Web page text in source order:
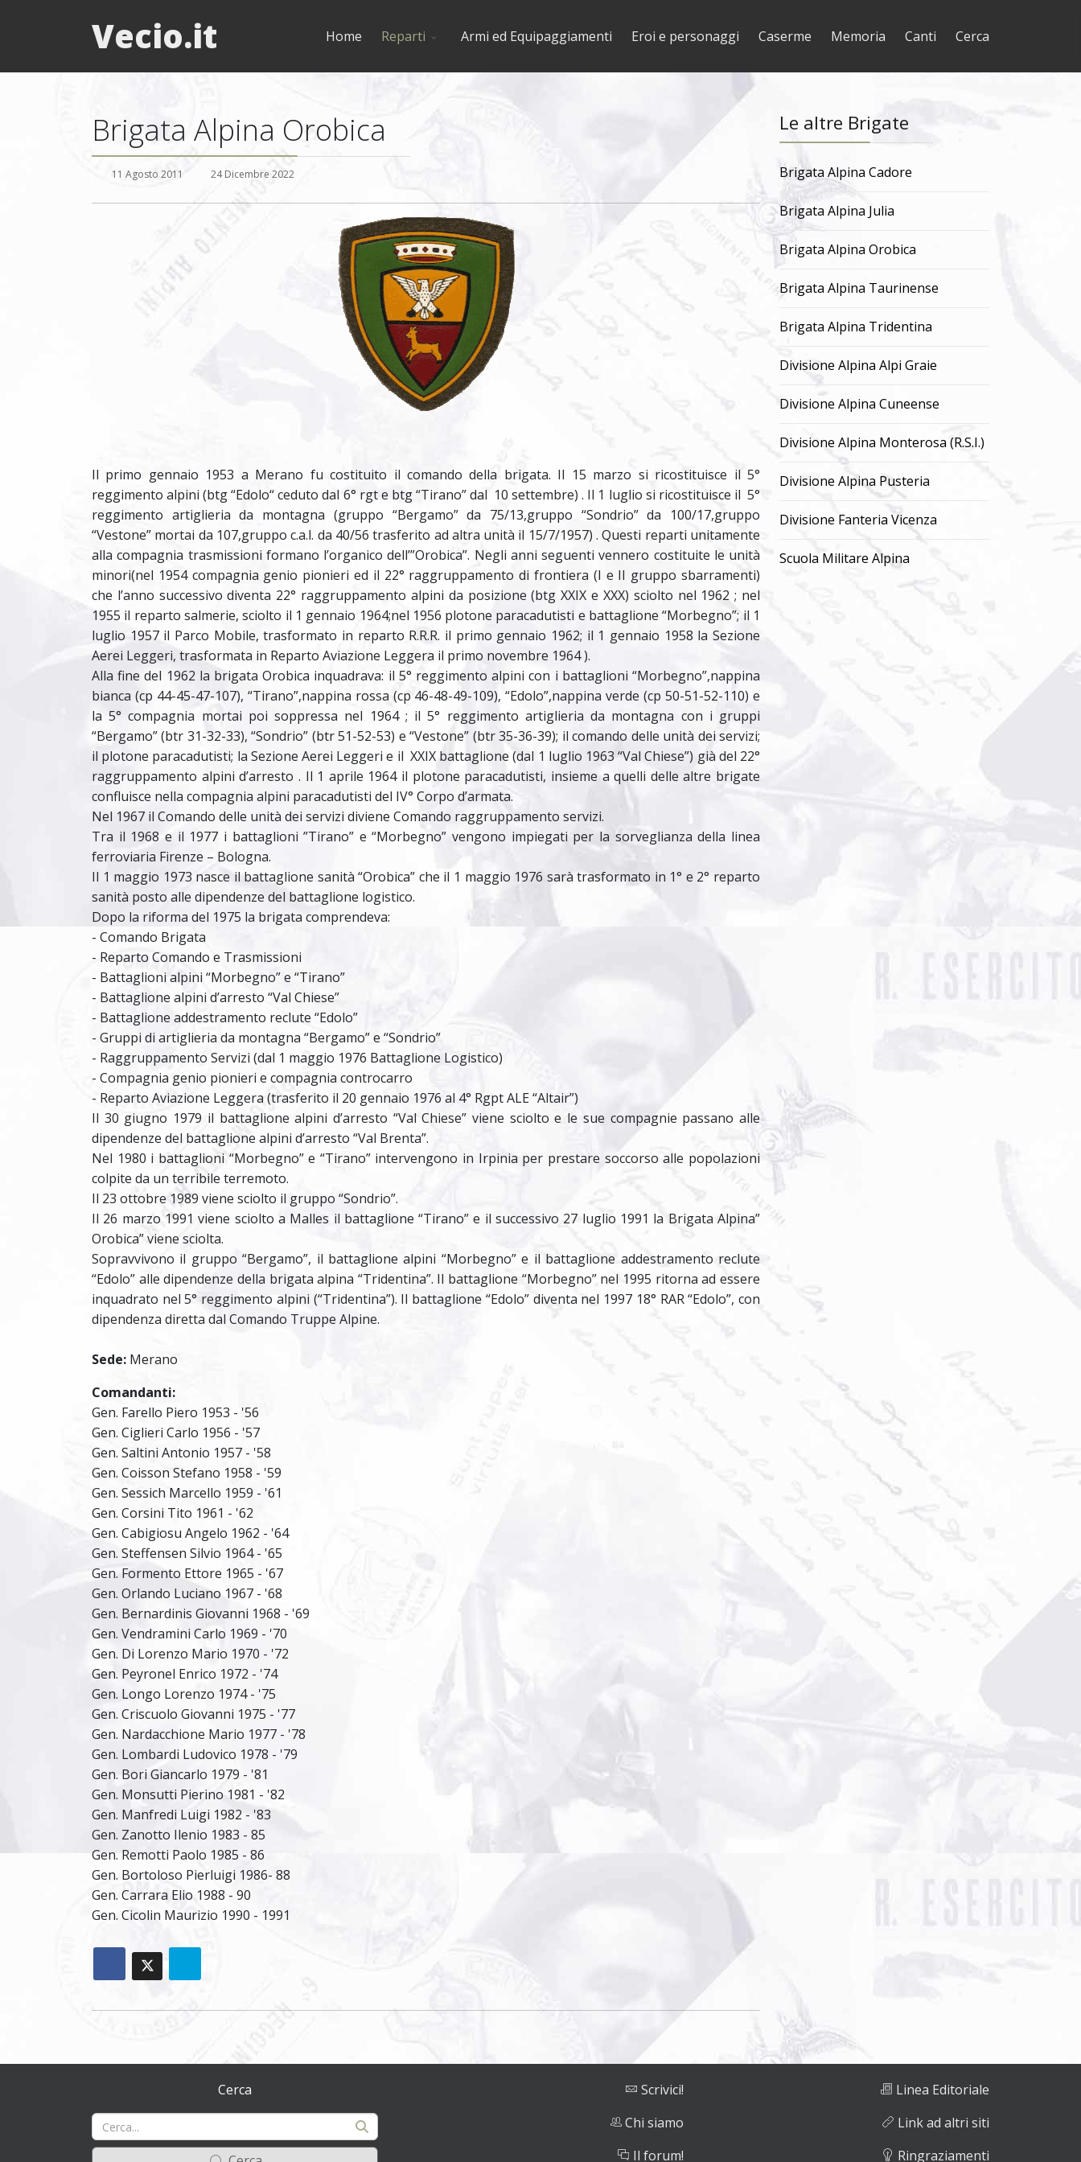
Vecio.it Home Reparti Armi ed Equipaggiamenti Eroi e personaggi Caserme Memoria Canti Cerca
Brigata Alpina Orobica
11 Agosto 2011 24 Dicembre 2022
Il primo gennaio 1953 a Merano fu costituito il comando della brigata. Il 15 marzo si ricostituisce il 5°
reggimento alpini (btg “Edolo“ ceduto dal 6° rgt e btg “Tirano” dal 10 settembre) . Il 1 luglio si ricostituisce il 5°
reggimento artiglieria da montagna (gruppo “Bergamo” da 75/13,gruppo “Sondrio” da 100/17,gruppo
“Vestone” mortai da 107,gruppo c.a.l. da 40/56 trasferito ad altra unità il 15/7/1957) . Questi reparti unitamente
alla compagnia trasmissioni formano l’organico dell’”Orobica”. Negli anni seguenti vennero costituite le unità
minori(nel 1954 compagnia genio pionieri ed il 22° raggruppamento di frontiera (I e II gruppo sbarramenti)
che l’anno successivo diventa 22° raggruppamento alpini da posizione (btg XXIX e XXX) sciolto nel 1962 ; nel
1955 il reparto salmerie, sciolto il 1 gennaio 1964;nel 1956 plotone paracadutisti e battaglione “Morbegno”; il 1
luglio 1957 il Parco Mobile, trasformato in reparto R.R.R. il primo gennaio 1962; il 1 gennaio 1958 la Sezione
Aerei Leggeri, trasformata in Reparto Aviazione Leggera il primo novembre 1964 ).
Alla fine del 1962 la brigata Orobica inquadrava: il 5° reggimento alpini con i battaglioni “Morbegno”,nappina
bianca (cp 44-45-47-107), “Tirano”,nappina rossa (cp 46-48-49-109), “Edolo”,nappina verde (cp 50-51-52-110) e
la 5° compagnia mortai poi soppressa nel 1964 ; il 5° reggimento artiglieria da montagna con i gruppi
“Bergamo” (btr 31-32-33), “Sondrio” (btr 51-52-53) e “Vestone” (btr 35-36-39); il comando delle unità dei servizi;
il plotone paracadutisti; la Sezione Aerei Leggeri e il XXIX battaglione (dal 1 luglio 1963 “Val Chiese”) già del 22°
raggruppamento alpini d’arresto . Il 1 aprile 1964 il plotone paracadutisti, insieme a quelli delle altre brigate
confluisce nella compagnia alpini paracadutisti del IV° Corpo d’armata.
Nel 1967 il Comando delle unità dei servizi diviene Comando raggruppamento servizi.
Tra il 1968 e il 1977 i battaglioni ”Tirano” e “Morbegno” vengono impiegati per la sorveglianza della linea
ferroviaria Firenze – Bologna.
Il 1 maggio 1973 nasce il battaglione sanità “Orobica” che il 1 maggio 1976 sarà trasformato in 1° e 2° reparto
sanità posto alle dipendenze del battaglione logistico.
Dopo la riforma del 1975 la brigata comprendeva:
- Comando Brigata
- Reparto Comando e Trasmissioni
- Battaglioni alpini “Morbegno” e “Tirano”
- Battaglione alpini d’arresto “Val Chiese”
- Battaglione addestramento reclute “Edolo”
- Gruppi di artiglieria da montagna “Bergamo” e “Sondrio”
- Raggruppamento Servizi (dal 1 maggio 1976 Battaglione Logistico)
- Compagnia genio pionieri e compagnia controcarro
- Reparto Aviazione Leggera (trasferito il 20 gennaio 1976 al 4° Rgpt ALE “Altair”)
Il 30 giugno 1979 il battaglione alpini d’arresto “Val Chiese” viene sciolto e le sue compagnie passano alle
dipendenze del battaglione alpini d’arresto “Val Brenta”.
Nel 1980 i battaglioni “Morbegno” e “Tirano” intervengono in Irpinia per prestare soccorso alle popolazioni
colpite da un terribile terremoto.
Il 23 ottobre 1989 viene sciolto il gruppo “Sondrio”.
Il 26 marzo 1991 viene sciolto a Malles il battaglione “Tirano” e il successivo 27 luglio 1991 la Brigata Alpina”
Orobica” viene sciolta.
Sopravvivono il gruppo “Bergamo”, il battaglione alpini “Morbegno” e il battaglione addestramento reclute
“Edolo” alle dipendenze della brigata alpina “Tridentina”. Il battaglione “Morbegno” nel 1995 ritorna ad essere
inquadrato nel 5° reggimento alpini (“Tridentina”). Il battaglione “Edolo” diventa nel 1997 18° RAR “Edolo”, con
dipendenza diretta dal Comando Truppe Alpine.
Sede: Merano
Comandanti:
Gen. Farello Piero 1953 - '56
Gen. Ciglieri Carlo 1956 - '57
Gen. Saltini Antonio 1957 - '58
Gen. Coisson Stefano 1958 - '59
Gen. Sessich Marcello 1959 - '61
Gen. Corsini Tito 1961 - '62
Gen. Cabigiosu Angelo 1962 - '64
Gen. Steffensen Silvio 1964 - '65
Gen. Formento Ettore 1965 - '67
Gen. Orlando Luciano 1967 - '68
Gen. Bernardinis Giovanni 1968 - '69
Gen. Vendramini Carlo 1969 - '70
Gen. Di Lorenzo Mario 1970 - '72
Gen. Peyronel Enrico 1972 - '74
Gen. Longo Lorenzo 1974 - '75
Gen. Criscuolo Giovanni 1975 - '77
Gen. Nardacchione Mario 1977 - '78
Gen. Lombardi Ludovico 1978 - '79
Gen. Bori Giancarlo 1979 - '81
Gen. Monsutti Pierino 1981 - '82
Gen. Manfredi Luigi 1982 - '83
Gen. Zanotto Ilenio 1983 - 85
Gen. Remotti Paolo 1985 - 86
Gen. Bortoloso Pierluigi 1986- 88
Gen. Carrara Elio 1988 - 90
Gen. Cicolin Maurizio 1990 - 1991
Le altre Brigate
Brigata Alpina Cadore
Brigata Alpina Julia
Brigata Alpina Orobica
Brigata Alpina Taurinense
Brigata Alpina Tridentina
Divisione Alpina Alpi Graie
Divisione Alpina Cuneense
Divisione Alpina Monterosa (R.S.I.)
Divisione Alpina Pusteria
Divisione Fanteria Vicenza
Scuola Militare Alpina
Cerca
Scrivici!
Chi siamo
Il forum!
Linea Editoriale
Link ad altri siti
Ringraziamenti